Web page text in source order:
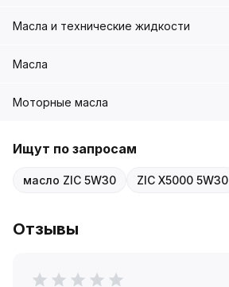
Масла и технические жидкости
Масла
Моторные масла
Ищут по запросам
масло ZIC 5W30 ZIC X5000 5W30
Отзывы